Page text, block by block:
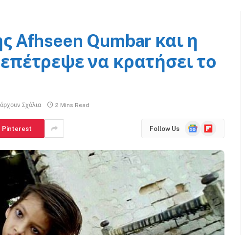
Afhseen Qumbar και η
να κρατήσει το
Σχόλια 2 Mins Read
Pinterest Follow Us
GoogleFlipboard